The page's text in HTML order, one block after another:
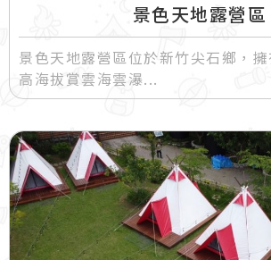
景色天地露營區
景色天地露營區位於新竹尖石鄉，擁
高海拔賞雲海雲瀑